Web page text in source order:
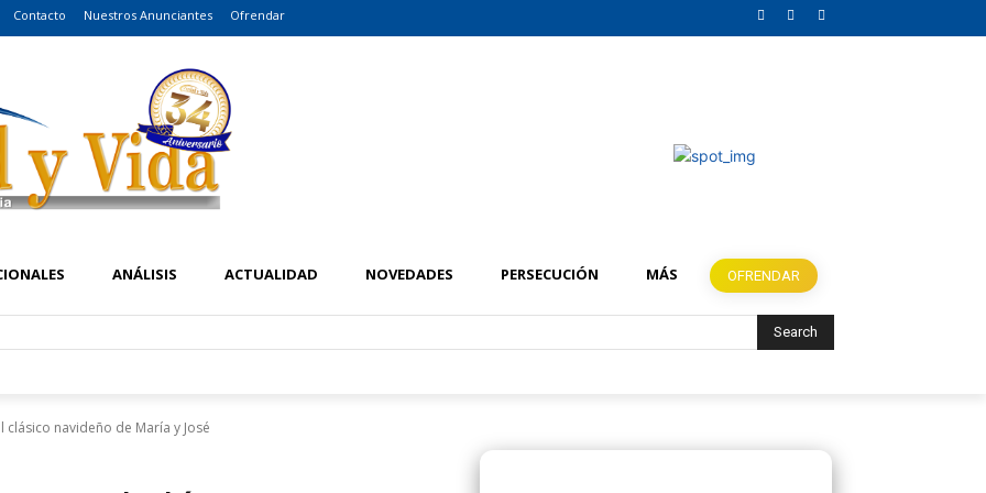
Contacto Nuestros Anunciantes Ofrendar
ANÁLISIS ACTUALIDAD NOVEDADES PERSECUCIÓN MÁS OFRENDAR
Search
clásico navideño de María y José